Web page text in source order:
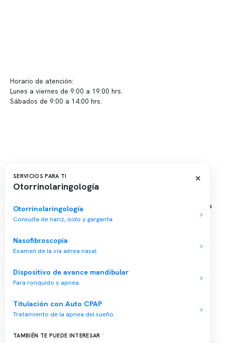
Horario de atención:
Lunes a viernes de 9:00 a 19:00 hrs.
Sábados de 9:00 a 14:00 hrs.
Reserva tu hora
Agenda tu consulta médica o examen del sueño de forma rápida
y segura.
Valor consulta médica
Evaluación online
Copyright 2026 · Clínica Somno. Todos los derechos reservados.
SERVICIOS PARA TI
Otorrinolaringología
×
Otorrinolaringología
Consulta de nariz, oído y garganta.
Nasofibroscopia
Examen de la vía aérea nasal.
Dispositivo de avance mandibular
Para ronquido y apnea.
Titulación con Auto CPAP
Tratamiento de la apnea del sueño.
TAMBIÉN TE PUEDE INTERESAR